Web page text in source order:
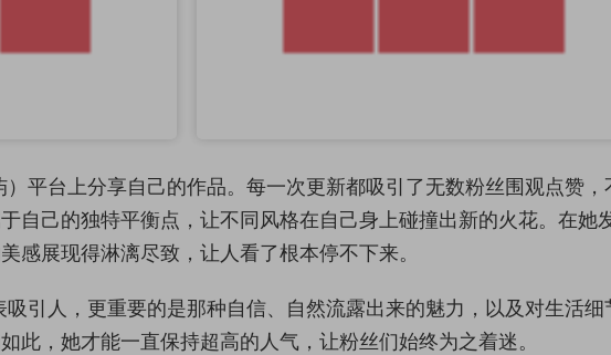
平台上分享自己的作品。每一次更新都吸引了无数粉丝围观点赞，
自己的独特平衡点，让不同风格在自己身上碰撞出新的火花。在她
感展现得淋漓尽致，让人看了根本停不下来。
引人，更重要的是那种自信、自然流露出来的魅力，以及对生活细
此，她才能一直保持超高的人气，让粉丝们始终为之着迷。